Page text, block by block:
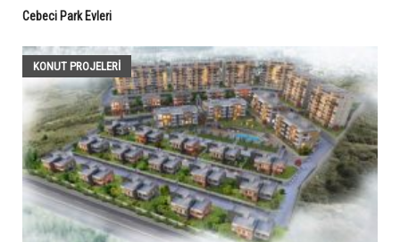
Cebeci Park Evleri
KONUT PROJELERI